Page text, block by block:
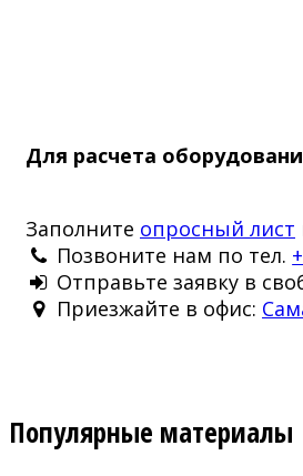
Для расчета
Заполните опросный лист
Позвоните нам по тел.
Отправьте заявку в
Приезжайте в офис:
Популярные материалы